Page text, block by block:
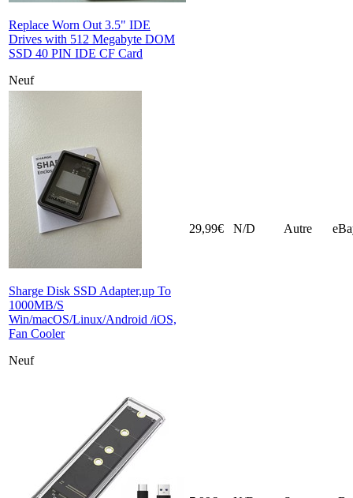
Replace Worn Out 3.5" IDE
Drives with 512 Megabyte DOM
SSD 40 PIN IDE CF Card
Neuf
Sharge Disk SSD Adapter,up To
1000MB/S
Win/macOS/Linux/Android /iOS,
Fan Cooler
Neuf
29,99€ N/D Autre